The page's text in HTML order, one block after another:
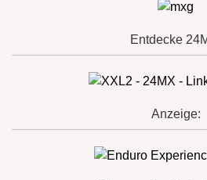
Entdecke
Anzeige: